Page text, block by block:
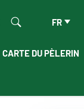
FR
CARTE DU PÈLERIN